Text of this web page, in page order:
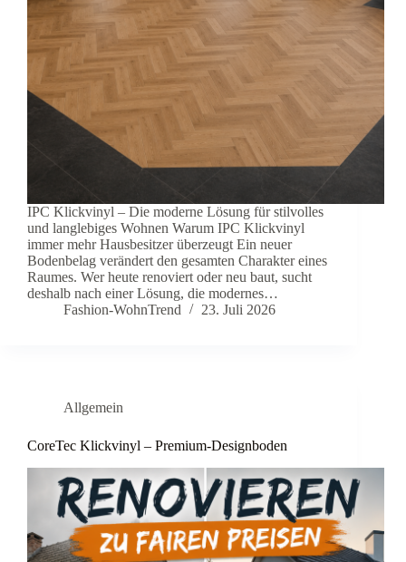
IPC Klickvinyl – Die moderne Lösung für stilvolles
und langlebiges Wohnen Warum IPC Klickvinyl
immer mehr Hausbesitzer überzeugt Ein neuer
Bodenbelag verändert den gesamten Charakter eines
Raumes. Wer heute renoviert oder neu baut, sucht
deshalb nach einer Lösung, die modernes…
Fashion-WohnTrend
23. Juli 2026
Allgemein
CoreTec Klickvinyl – Premium-Designboden